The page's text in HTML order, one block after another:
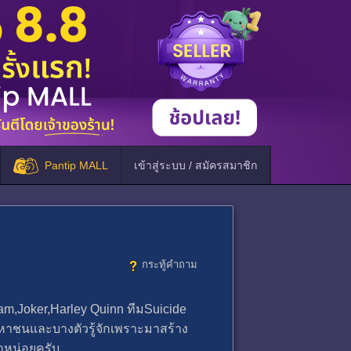
Pantip MALL เข้าสู่ระบบ / สมัครสมาชิก
กระทู้คำถาม
Quinn ทีมSuicide
าชนและบางตัวรู้จักเพราะมาสร้าง
หน่อยครับ